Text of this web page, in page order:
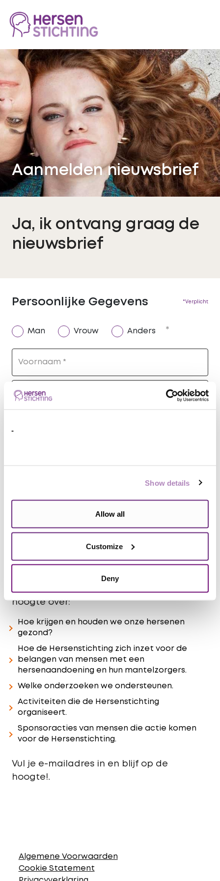
-
Show details
Allow all
Customize
Deny
Aanmelden nieuwsbrief
Wil je maandelijks nieuws ontvangen
vanuit de Hersenstichting via de e-mail?
Schrijf je dan in voor onze algemene e-
nieuwsbrief. Wij houden je via deze
hoogte over:
Hoe krijgen en houden we onze hersenen
gezond?
Hoe de Hersenstichting zich inzet voor de
belangen van mensen met een
hersenaandoening en hun mantelzorgers.
Welke onderzoeken we ondersteunen.
Activiteiten die de Hersenstichting
organiseert.
Sponsoracties van mensen die actie komen
voor de Hersenstichting.
Vul je e-mailadres in en blijf op de
hoogte!.
Ja, ik ontvang graag de
nieuwsbrief
Persoonlijke Gegevens *Verplicht
Man Vrouw Anders
Voornaam
Tussenv.
Algemene Voorwaarden
Cookie Statement